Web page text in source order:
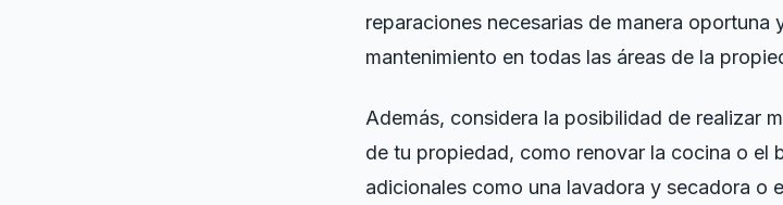
reparaciones necesarias de manera
mantenimiento en todas las áreas de la
Además, considera la posibilidad de realizar
de tu propiedad, como renovar la cocina o el
adicionales como una lavadora y secadora o